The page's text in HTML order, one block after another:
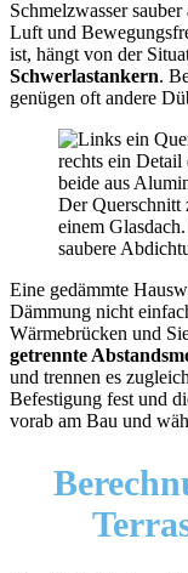
Schmelzwasser
Luft und
ist, hängt von der
Schwerlastankern.
genügen oft andere
Der Querschnitt
einem
saubere
Eine gedämmte
Dämmung nicht
Wärmebrücken und
getrennte
und trennen es
Befestigung fest und
vorab am Bau und